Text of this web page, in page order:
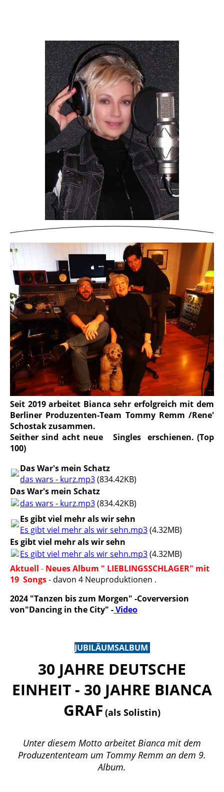
Seit 2019 arbeitet Bianca sehr erfolgreich mit dem
Berliner Produzenten-Team Tommy Remm /Rene'
Schostak zusammen.
Seither sind acht neue Singles erschienen. (Top
100)
Das War's mein Schatz
das wars - kurz.mp3(834.42KB)
Das War's mein Schatz
das wars - kurz.mp3(834.42KB)
Es gibt viel mehr als wir sehn
Es gibt viel mehr als wir sehn.mp3(4.32MB)
Es gibt viel mehr als wir sehn
Es gibt viel mehr als wir sehn.mp3(4.32MB)
Aktuell - Neues Album " LIEBLINGSSCHLAGER" mit
19 Songs- davon 4 Neuproduktionen .
2024 "Tanzen bis zum Morgen" -Coverversion
von"Dancing in the City" -Video
JUBILÄUMSALBUM
30 JAHRE DEUTSCHE
EINHEIT - 30 JAHRE BIANCA
GRAF (als Solistin)
Unter diesem Motto arbeitet Bianca mit dem
Produzententeam um Tommy Remm an dem 9.
Album.